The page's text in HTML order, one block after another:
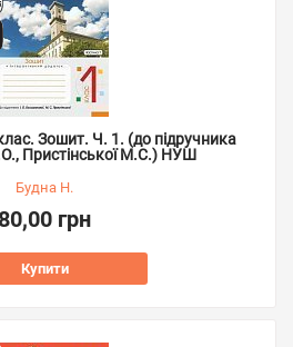
Зошит. Ч. 1. (до підручника
Пристінської М.С.) НУШ
Будна Н.
80,00 грн
Купити